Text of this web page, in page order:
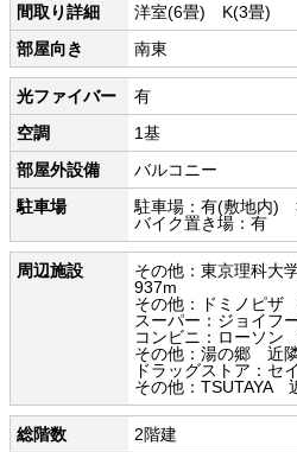
間取り詳細
洋室(6畳) K(3畳)
部屋向き
南東
光ファイバー
有
空調
1基
部屋外設備
バルコニー
駐車場
駐車場：有(敷地内
バイク置き場：有
周辺施設
その他：東京理科
937m
その他：ドミノピ
スーパー：ジョイ
コンビニ：ローソ
その他：湯の郷 近
ドラッグストア：
その他：TSUTAYA
総階数
2階建